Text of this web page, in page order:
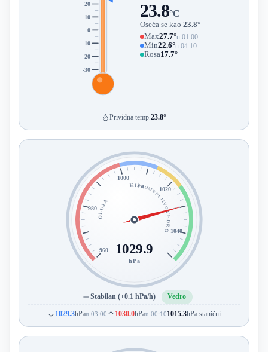
-30
-20
-10
0
10
20 23.8°C
Oseća se kao 23.8°
Max27.7°u 01:00
Min22.6°u 04:10
Rosa17.7°
Prividna temp. 23.8°
960
980
1000
1020
1040
OLUJA
KIŠAPROMENLJIVO
VEDRO
1029.9
hPa
Stabilan (+0.1 hPa/h) Vedro
1029.3hPau 03:00 1030.0hPau 00:101015.3hPa stanični